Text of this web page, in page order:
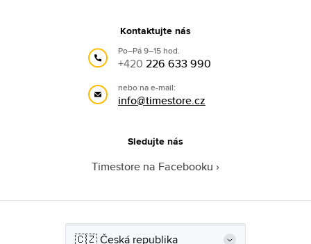
Kontaktujte nás
Po–Pá 9–15 hod.
+420 226 633 990
nebo na e-mail:
info@timestore.cz
Sledujte nás
Timestore na Facebooku